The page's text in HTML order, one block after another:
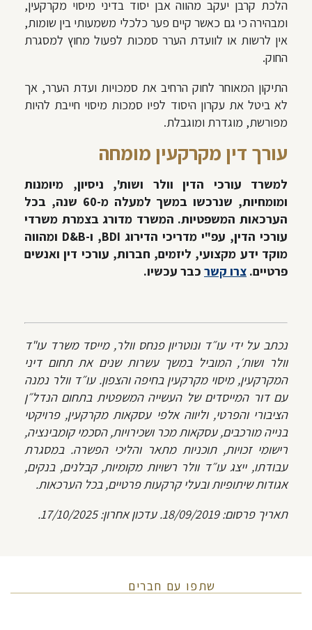
הלכת קרבן יעקב מהווה אבן יסוד בדיני מיסוי מקרקעין,
ומבהירה כי גם כאשר קיים פער כלכלי משמעותי בין שומות,
אין לרשות או לוועדת הערר סמכות לפעול מחוץ למסגרת
החוק.
התיקון המאוחר לחוק הרחיב את סמכויות ועדת הערר, אך
לא ביטל את עקרון היסוד לפיו סמכות מיסוי חייבת להיות
מפורשת, מוגדרת ומוגבלת.
עורך דין מקרקעין מומחה
למשרד עורכי הדין וולר ושות', ניסיון, מיומנות
ומומחיות, שנרכשו במשך למעלה מ-60 שנה, בכל
הערכאות המשפטיות. המשרד מדורג בצמרת משרדי
עורכי הדין, עפ"י מדריכי הדירוג BDI, ו-D&B ומהווה
מוקד ידע מקצועי, ליזמים, חברות, עורכי דין ואנשים
פרטיים. צרו קשר כבר עכשיו.
נכתב על ידי עו״ד ונוטריון פנחס וולר, מייסד משרד עו"ד
וולר ושות׳, המוביל במשך עשרות שנים את תחום דיני
המקרקעין, מיסוי מקרקעין בחיפה והצפון. עו״ד וולר נמנה
עם דור המייסדים של העשייה המשפטית בתחום הנדל״ן
הציבורי והפרטי, וליווה אלפי עסקאות מקרקעין, פרויקטי
בנייה מורכבים, עסקאות מכר ושכירויות, הסכמי קומבינציה,
רישומי זכויות, תוכניות מתאר והליכי הפשרה. במסגרת
עבודתו, ייצג עו״ד וולר רשויות מקומיות, קבלנים, בנקים,
אגודות שיתופיות ובעלי קרקעות פרטיים, בכל הערכאות.
תאריך פרסום: 18/09/2019. עדכון אחרון: 17/10/2025.
שתפו עם חברים